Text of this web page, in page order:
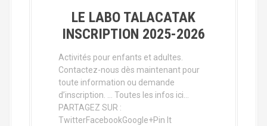
LE LABO TALACATAK
INSCRIPTION 2025-2026
Activités pour enfants et adultes.
Contactez-nous dès maintenant pour
toute information ou demande
d’inscription. … Toutes les infos ici…
PARTAGEZ SUR :
TwitterFacebookGoogle+Pin It